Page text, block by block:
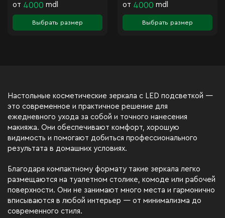
от 4000 mdl
Выбрать размер
от 4000 mdl
Выбрать размер
Настольные косметические зеркала с LED подсветкой —
это современное и практичное решение для
ежедневного ухода за собой и точного нанесения
макияжа. Они обеспечивают комфорт, хорошую
видимость и помогают добиться профессионального
результата в домашних условиях.
Благодаря компактному формату такие зеркала легко
размещаются на туалетном столике, комоде или рабочей
поверхности. Они не занимают много места и гармонично
вписываются в любой интерьер — от минимализма до
современного стиля.